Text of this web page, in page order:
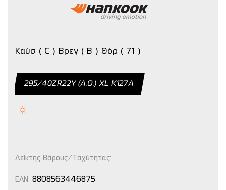
Καύσ ( C ) Βρεγ ( B ) Θόρ ( 71 )
295/40ZR22Y (A.O.) XL Κ127Α
Δείκτης Βάρους/Ταχύτητας:
EAN: 8808563446875